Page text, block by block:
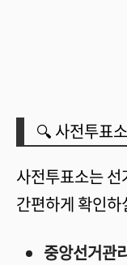
🔍 사전투표
사전투표소는
간편하게 확인
중앙선거관